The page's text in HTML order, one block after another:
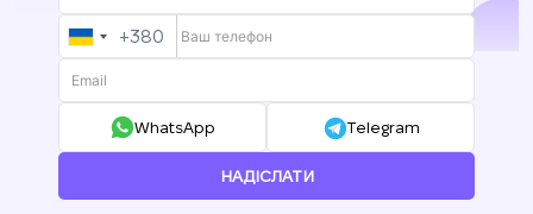
UKRAINE
+380
+380
WhatsApp Telegram
НАДІСЛАТИ